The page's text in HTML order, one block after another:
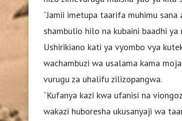
“Jamii imetupa taarifa muhimu
shambulio hilo na kubaini baadhi
Ushirikiano kati ya vyombo vya
wachambuzi wa usalama kama
vurugu za uhalifu zilizopangwa.
“Kufanya kazi kwa ufanisi na
wakazi huboresha ukusanyaji wa